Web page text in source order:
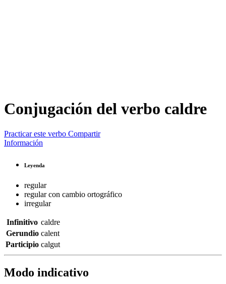
Conjugación del verbo caldre
Practicar este verbo Compartir
Información
Leyenda
regular
regular con cambio ortográfico
irregular
Infinitivo caldre
Gerundio calent
Participio calgut
Modo indicativo